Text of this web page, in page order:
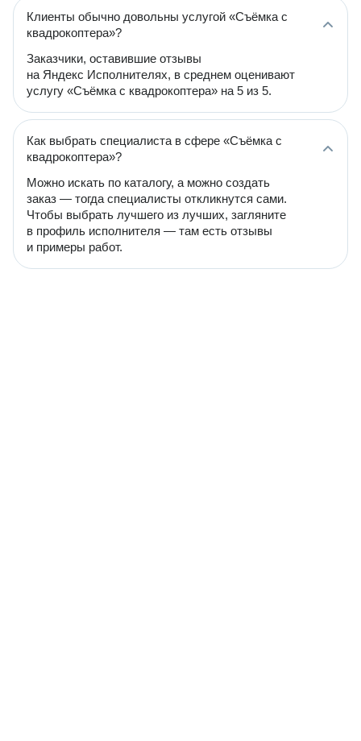
Клиенты обычно довольны услугой «Cъёмка с
квадрокоптера»?
Заказчики, оставившие отзывы
на Яндекс Исполнителях, в среднем оценивают
услугу «Cъёмка с квадрокоптера» на 5 из 5.
Как выбрать специалиста в сфере «Cъёмка с
квадрокоптера»?
Можно искать по каталогу, а можно создать
заказ — тогда специалисты откликнутся сами.
Чтобы выбрать лучшего из лучших, загляните
в профиль исполнителя — там есть отзывы
и примеры работ.